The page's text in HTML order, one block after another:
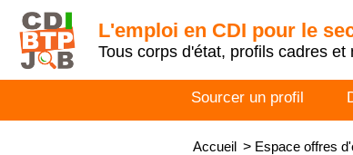
L'emploi en CDI pour le
Tous corps d'état, profils cadres et
Sourcer un profil
Accueil > Espace offres